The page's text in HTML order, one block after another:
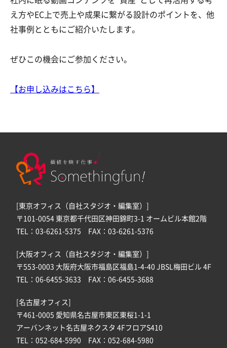
え方やEC上で売上や成果に繋がる設計のポイントを、他
社事例とともにご紹介いたします。
ぜひこの機会にご参加ください。
【お申し込みはこちら 】
[東京オフィス（自社スタジオ・編集室）]
〒101-0054 東京都千代田区神田錦町3-1 オームビル本館2階
TEL：03-6261-5375 FAX：03-6261-5376
[大阪オフィス（自社スタジオ・編集室）]
〒553-0003 大阪府大阪市福島区福島1-4-40 JBSL梅田ビル 4F
TEL：06-6455-3633 FAX：06-6455-3688
[名古屋オフィス]
〒461-0005 愛知県名古屋市東区東桜1-1-1
アーバンネット名古屋ネクスタ 4FフロアS410
TEL：052-684-5990 FAX：052-684-5980